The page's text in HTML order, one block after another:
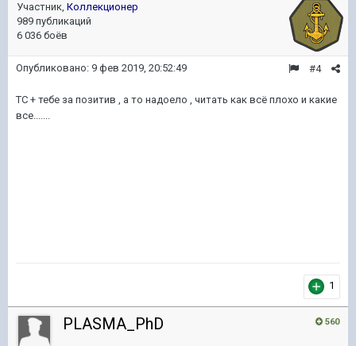
Участник, Коллекционер
989 публикаций
6 036 боёв
#4
Опубликовано: 9 фев 2019, 20:52:49
ТС + тебе за позитив , а то надоело , читать как всё плохо и какие
все.......
1
560
PLASMA_PhD